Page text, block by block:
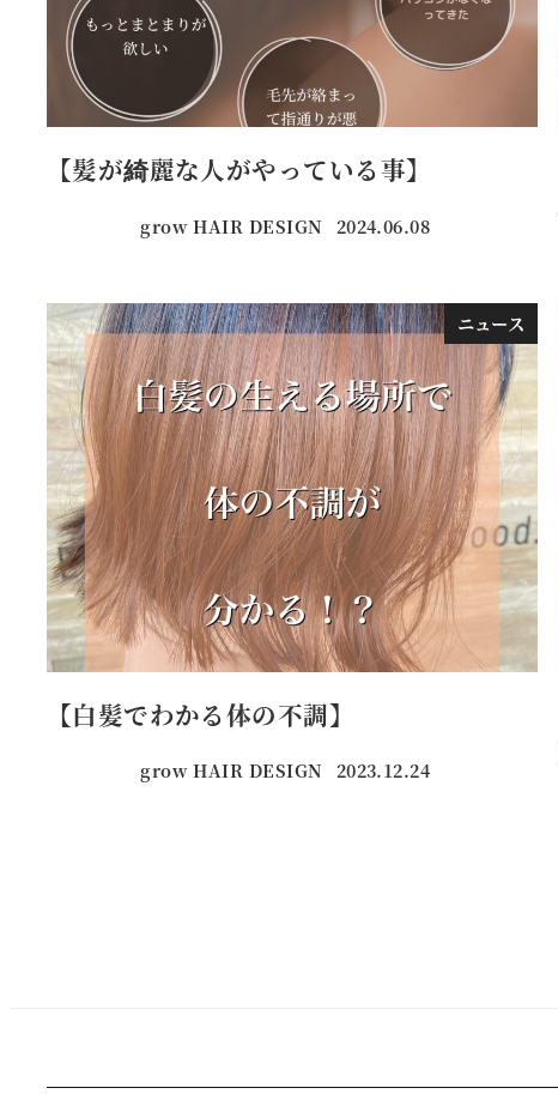
【髪が綺麗な人がやっている事】
grow HAIR DESIGN 投稿日
2024.06.08
ニュース
【白髪でわかる体の不調】
grow HAIR DESIGN 投稿日
2023.12.24